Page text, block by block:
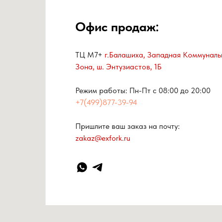
Офис продаж:
ТЦ М7+ г.Балашиха, Западная
Зона, ш. Энтузиастов, 1Б
Режим работы: Пн-Пт с 08:00 до 20:00
+7(499)877-39-94
Пришлите ваш заказ на почту:
zakaz@exfork.ru